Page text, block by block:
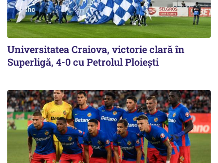
Universitatea Craiova, victorie clară în
Superligă, 4-0 cu Petrolul Ploieşti